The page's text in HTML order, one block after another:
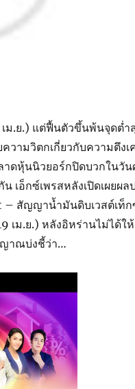
ม.ย.) แต่ฟื้นตัวขึ้นพ้นจุดต่ำ
วามวิตกเกี่ยวกับความตึงเ
ดหุ้นนิวยอร์กปิดบวกในวัน
เอ็กซ์เพรสหลังเปิดเผยผล
– สัญญาน้ำมันดิบเวสต์เท็
เม.ย.) หลังอิหร่านไม่ได้ใ
ญาณบ่งชี้ว่า…